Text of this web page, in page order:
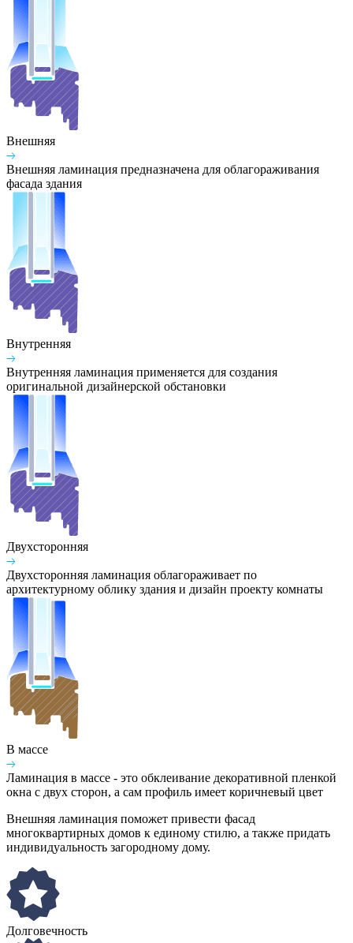
Внешняя
Внешняя ламинация предназначена для облагораживания
фасада здания
Внутренняя
Внутренняя ламинация применяется для создания
оригинальной дизайнерской обстановки
Двухсторонняя
Двухсторонняя ламинация облагораживает по
архитектурному облику здания и дизайн проекту комнаты
В массе
Ламинация в массе - это обклеивание декоративной пленкой
окна с двух сторон, а сам профиль имеет коричневый цвет
Внешняя ламинация поможет привести фасад
многоквартирных домов к единому стилю, а также придать
индивидуальность загородному дому.
Долговечность